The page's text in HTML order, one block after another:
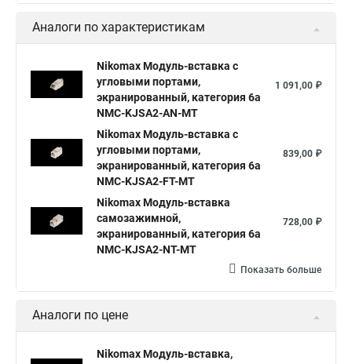
Аналоги по характеристикам
Nikomax Модуль-вставка с
угловыми портами,
экранированный, категория 6a
NMC-KJSA2-AN-MT
1 091,00 ₽
Nikomax Модуль-вставка с
угловыми портами,
экранированный, категория 6a
NMC-KJSA2-FT-MT
839,00 ₽
Nikomax Модуль-вставка
самозажимной,
экранированный, категория 6a
NMC-KJSA2-NT-MT
728,00 ₽
Показать больше
Аналоги по цене
Nikomax Модуль-вставка,